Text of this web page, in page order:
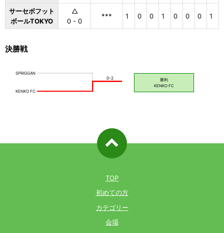
サーセボフット
ボールTOKYO
△
0 - 0
*** 1 0 0 1 0 0 0 1
決勝戦
TOP
初めての方
カテゴリー
会場